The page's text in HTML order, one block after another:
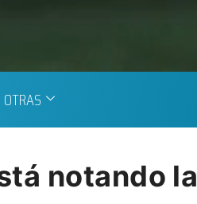
OTRAS
notando la